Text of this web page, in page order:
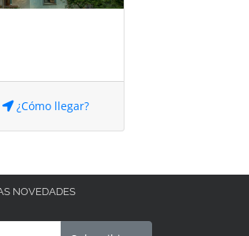
¿Cómo llegar?
NOVEDADES